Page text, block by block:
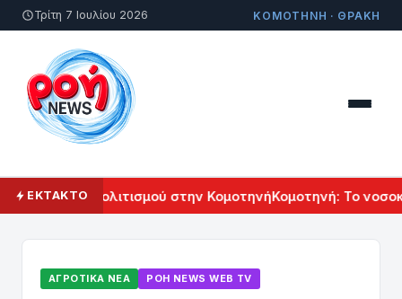
Τρίτη 7 Ιουλίου 2026 ΚΟΜΟΤΗΝΗ · ΘΡΑΚΗ
ΕΚΤΑΚΤΟ
Αρμενικού Πολιτισμού στην ΚομοτηνήΚομοτηνή: Το
ΑΓΡΟΤΙΚΆ ΝΈΑ ΡΟΗ ΝEWS WEB TV